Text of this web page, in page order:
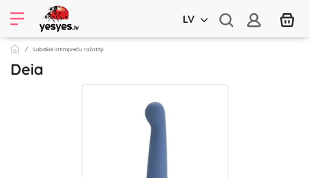
LV
Labākie intīmpreču ražotāji
Deia